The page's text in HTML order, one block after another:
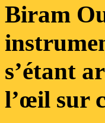
Biram
s’étant
l’œil sur